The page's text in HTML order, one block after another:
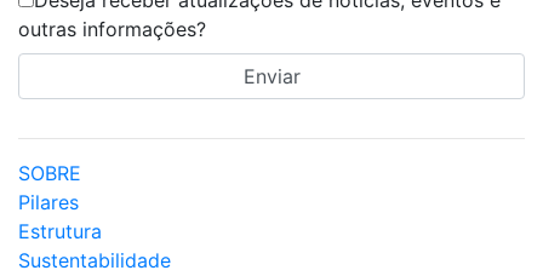
outras informações?
SOBRE
Pilares
Estrutura
Sustentabilidade